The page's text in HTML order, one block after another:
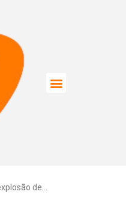
de…